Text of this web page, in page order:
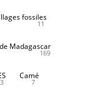
fossiles
11
Madagascar
169
Camé
7